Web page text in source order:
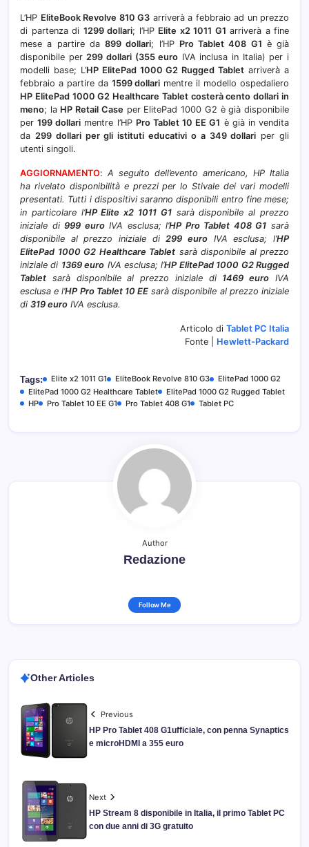
L’HP EliteBook Revolve 810 G3 arriverà a febbraio ad un prezzo
di partenza di 1299 dollari; l’HP Elite x2 1011 G1 arriverà a fine
mese a partire da 899 dollari; l’HP Pro Tablet 408 G1 è già
disponibile per299 dollari (355 euro IVA inclusa in Italia) per i
modelli base; L’HP ElitePad 1000 G2 Rugged Tablet arriverà a
febbraio a partire da 1599 dollari mentre il modello ospedaliero
HP ElitePad 1000 G2 Healthcare Tablet costerà cento dollari in
meno; la HP Retail Case per ElitePad 1000 G2 è già disponibile
per199 dollari mentre l’HP Pro Tablet 10 EE G1 è già in vendita
da 299 dollari per gli istituti educativi o a 349 dollari per gli
utenti singoli.
AGGIORNAMENTO: A seguito dell’evento americano, HP Italia
ha rivelato disponibilità e prezzi per lo Stivale dei vari modelli
presentati. Tutti i dispositivi saranno disponibili entro fine mese;
in particolare l’HP Elite x2 1011 G1sarà disponibile al prezzo
iniziale di999 euroIVA esclusa; l’HP Pro Tablet 408 G1 sarà
disponibile al prezzo iniziale di299 euro IVA esclusa; l’HP
ElitePad 1000 G2 Healthcare Tablet sarà disponibile al prezzo
iniziale di 1369 euro IVA esclusa; l’HP ElitePad 1000 G2 Rugged
Tablet sarà disponibile al prezzo iniziale di 1469 euro IVA
esclusa e l’HP Pro Tablet 10 EE sarà disponibile al prezzo iniziale
di 319 euro IVA esclusa.
Articolo di Tablet PC Italia
Fonte | Hewlett-Packard
Tags: Elite x2 1011 G1 EliteBook Revolve 810 G3
ElitePad 1000 G2
ElitePad 1000 G2 Healthcare Tablet
ElitePad 1000 G2 Rugged Tablet
HP
Pro Tablet 10 EE G1 Pro Tablet 408 G1 Tablet PC
Author
Redazione
Follow Me
Other Articles
Previous
HP Pro Tablet 408 G1ufficiale, con penna Synaptics
e microHDMI a 355 euro
Next
HP Stream 8 disponibile in Italia, il primo Tablet PC
con due anni di 3G gratuito